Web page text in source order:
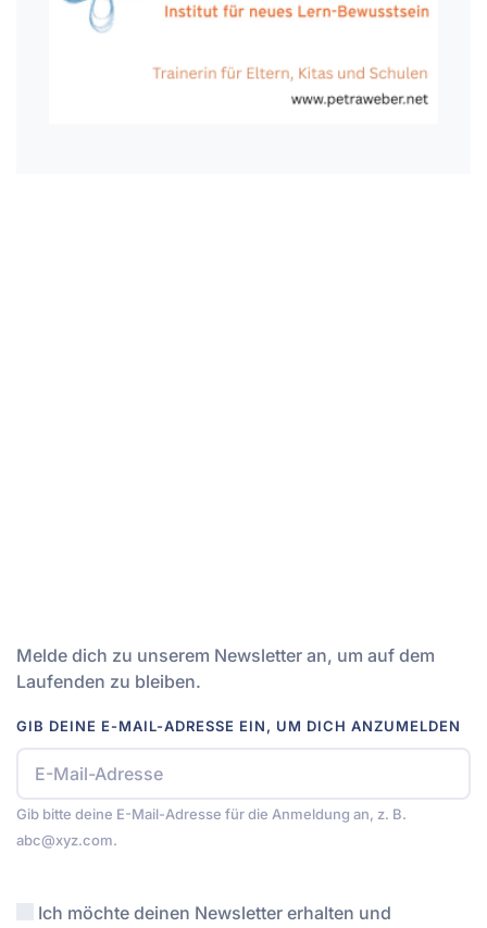
Melde dich zu unserem Newsletter an, um auf dem
Laufenden zu bleiben.
GIB DEINE E-MAIL-ADRESSE EIN, UM DICH ANZUMELDEN
Gib bitte deine E-Mail-Adresse für die Anmeldung an, z. B.
abc@xyz.com.
Ich möchte deinen Newsletter erhalten und